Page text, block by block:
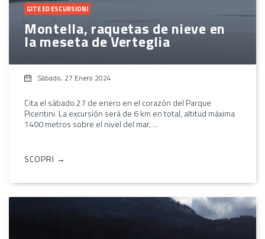
GITE ED ESCURSIONI
Montella, raquetas de nieve en
la meseta de Verteglia
Sábado, 27 Enero 2024
Cita el sábado 27 de enero en el corazón del Parque
Picentini. La excursión será de 6 km en total, altitud máxima
1400 metros sobre el nivel del mar, ...
SCOPRI →